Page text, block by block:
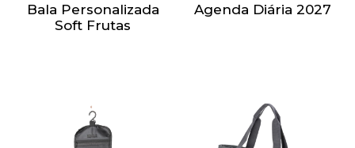
Bala Personalizada
Soft Frutas
Agenda Diária 2027